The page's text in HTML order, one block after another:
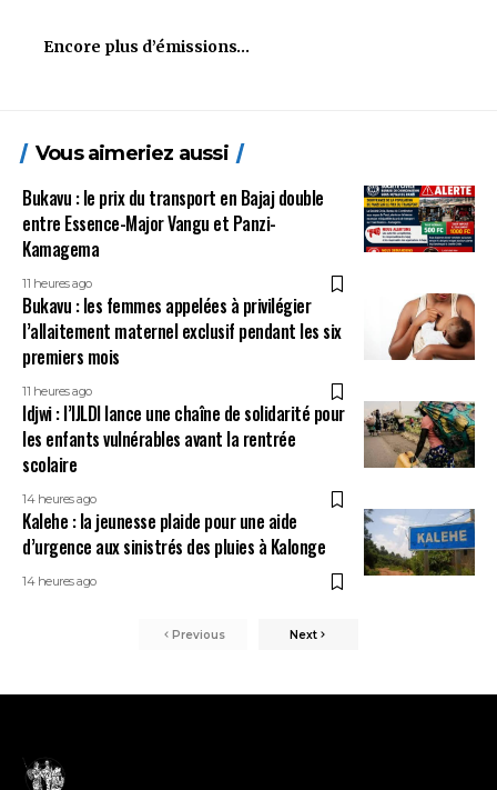
Encore plus d’émissions…
Vous aimeriez aussi
Bukavu : le prix du transport en Bajaj double
entre Essence-Major Vangu et Panzi-
Kamagema
11 heures ago
Bukavu : les femmes appelées à privilégier
l’allaitement maternel exclusif pendant les six
premiers mois
11 heures ago
Idjwi : l’IJLDI lance une chaîne de solidarité pour
les enfants vulnérables avant la rentrée
scolaire
14 heures ago
Kalehe : la jeunesse plaide pour une aide
d’urgence aux sinistrés des pluies à Kalonge
14 heures ago
Previous Next